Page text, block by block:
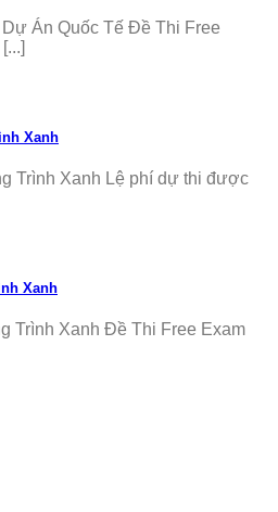
Án Quốc Tế Đề Thi Free
Xanh
Trình Xanh Lệ phí dự thi được
Xanh
Trình Xanh Đề Thi Free Exam